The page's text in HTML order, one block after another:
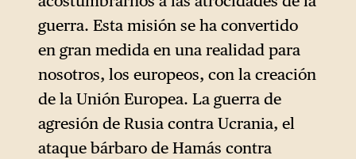
guerra. Esta misión se ha convertido
en gran medida en una realidad para
nosotros, los europeos, con la creación
de la Unión Europea. La guerra de
agresión de Rusia contra Ucrania, el
ataque bárbaro de Hamás contra